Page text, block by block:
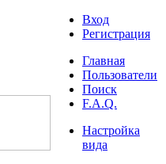
Вход
Регистрация
Главная
Пользователи
Поиск
F.A.Q.
Настройка
вида